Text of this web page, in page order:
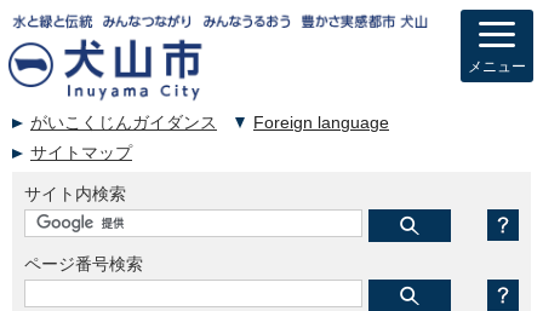
がいこくじんガイダンス
Foreign language
サイトマップ
サイト内検索
ページ番号検索
メニュー